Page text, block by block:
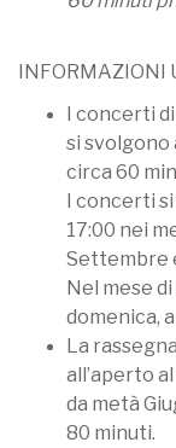
INFORMAZIONI
I concerti
si svolgono
circa 60
I concerti
17:00 nei
Settembre
Nel mese
domenica,
La
all’aperto
da metà
80 minuti.